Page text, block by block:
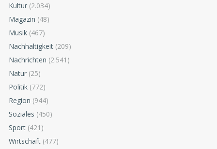
Kultur (2.034)
Magazin (48)
Musik (467)
Nachhaltigkeit (209)
Nachrichten (2.541)
Natur (25)
Politik (772)
Region (944)
Soziales (450)
Sport (421)
Wirtschaft (477)